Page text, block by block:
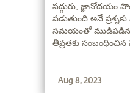
సద్గురు,
పడుతుంది అనే
సమయంతో ముడిపడిన
తీవ్రతకు
Aug 8, 2023